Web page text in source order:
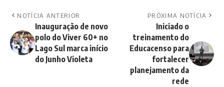
NOTÍCIA ANTERIOR
Inauguração de novo
polo do Viver 60+ no
Lago Sul marca início
do Junho Violeta
PRÓXIMA NOTÍCIA
Iniciado o
treinamento do
Educacenso para
fortalecer
planejamento da
rede